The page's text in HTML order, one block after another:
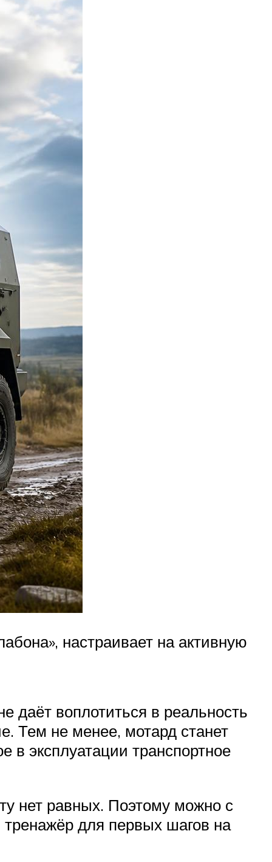
настраивает на активную
даёт воплотиться в реальность
Тем не менее, мотард станет
в эксплуатации транспортное
нет равных. Поэтому можно с
для первых шагов на